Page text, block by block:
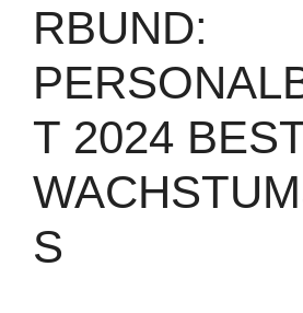
RBUND:
T 2024
S